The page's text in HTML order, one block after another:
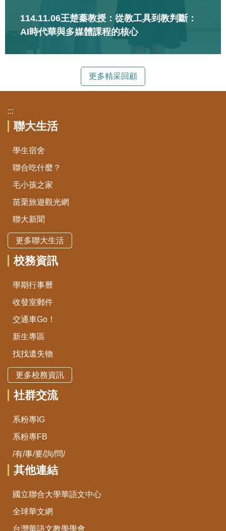
114.11.06王楚蓁教授：從教工具到教判斷：
AI時代華與多媒體課程的核心
更多精采回顧
:::
聯大生活
學生宿舍
聯合吃什麼？
毛小孩之家
苗栗旅遊觀光網
聯大新聞
更多聯大生活
校務資訊
學期行事曆
收發室郵件
交通車Go！
新生專區
找找遺失物
更多校務資訊
社群交流
系粉專IG
系粉專FB
/有/事/要/詢/問/
其他連結
國立聯合大學華語文中心
全球華文網
台灣華語文教學學會